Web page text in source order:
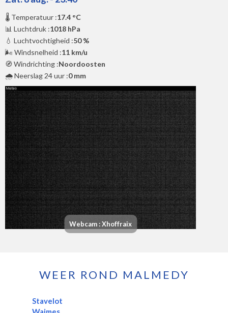
🌡️ Temperatuur :17.4 °C
📊 Luchtdruk :1018 hPa
💧 Luchtvochtigheid :50 %
🌬️ Windsnelheid :11 km/u
🧭 Windrichting :Noordoosten
🌧️ Neerslag 24 uur :0 mm
Webcam : Xhoffraix
WEER ROND MALMEDY
Stavelot